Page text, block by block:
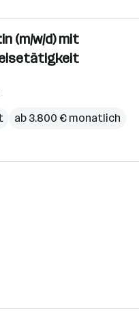
(m/w/d) mit
ab 3.800 € monatlich